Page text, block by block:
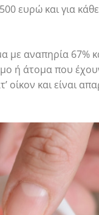
ευρώ και για
με αναπηρία 67%
ή άτομα που
και είναι